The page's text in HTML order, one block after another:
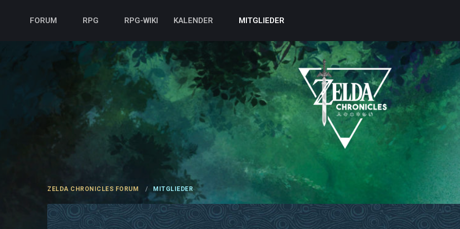
FORUM RPG RPG-WIKI KALENDER MITGLIEDER
ZELDA CHRONICLES FORUM MITGLIEDER